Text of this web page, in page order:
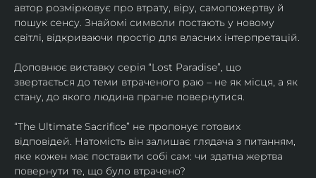
автор розмірковує про втрату, віру, самопожертву й
пошук сенсу. Знайомі символи постають у новому
світлі, відкриваючи простір для власних інтерпретацій.
Доповнює виставку серія “Lost Paradise”, що
звертається до теми втраченого раю – не як місця, а як
стану, до якого людина прагне повернутися.
“The Ultimate Sacrifice” не пропонує готових
відповідей. Натомість він залишає глядача з питанням,
яке кожен має поставити собі сам: чи здатна жертва
повернути те, що було втрачено?